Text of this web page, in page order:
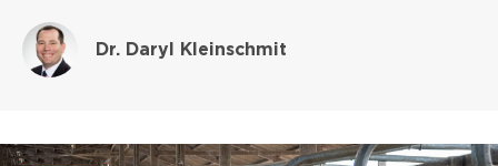
Dr. Daryl Kleinschmit